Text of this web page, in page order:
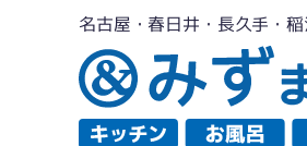
名古屋・春日井・長久手・